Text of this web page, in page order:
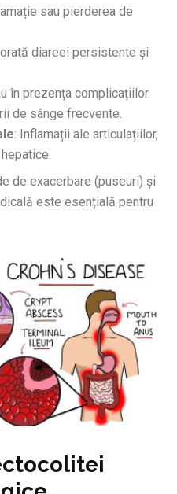
sau pierderea de
diareei persistente și
în prezența complicațiilor.
de sânge frecvente.
: Inflamații ale articulațiilor,
de exacerbare (puseuri) și
este esențială pentru